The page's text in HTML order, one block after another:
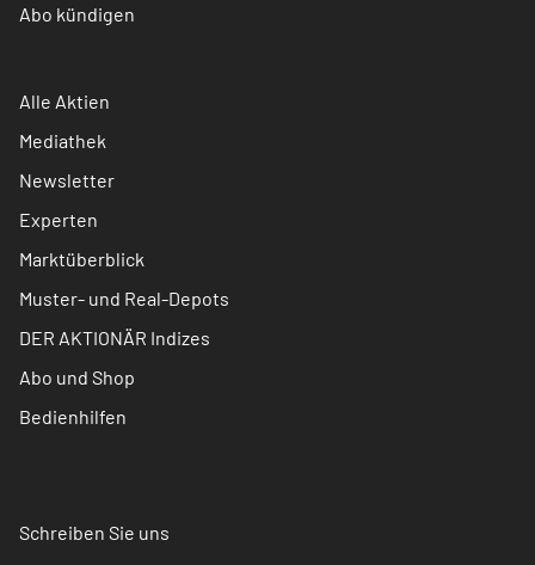
Abo kündigen
Alle Aktien
Mediathek
Newsletter
Experten
Marktüberblick
Muster- und Real-Depots
DER AKTIONÄR Indizes
Abo und Shop
Bedienhilfen
Schreiben Sie uns